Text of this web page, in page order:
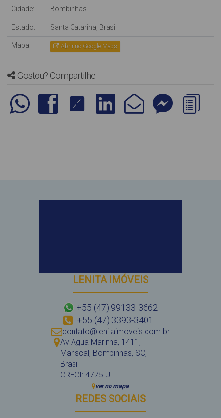
Cidade: Bombinhas
Estado: Santa Catarina, Brasil
Mapa: Abrir no Google Maps
Gostou? Compartilhe
LENITA IMÓVEIS
+55 (47) 99133-3662
+55 (47) 3393-3401
contato@lenitaimoveis.com.br
Av Água Marinha, 1411 ,
Mariscal , Bombinhas, SC,
Brasil
CRECI: 4775-J
ver no mapa
REDES SOCIAIS